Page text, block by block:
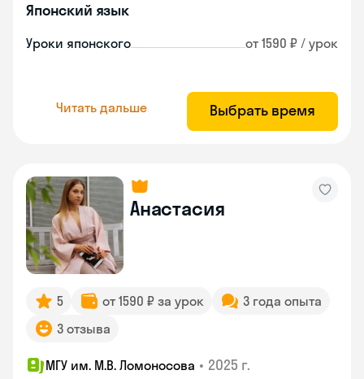
Японский язык
Уроки японского от 1590 ₽ / урок
Читать дальше Выбрать время
Анастасия
5 от 1590 ₽ за урок
3 года опыта
3 отзыва
МГУ им. М.В. Ломоносова • 2025 г.